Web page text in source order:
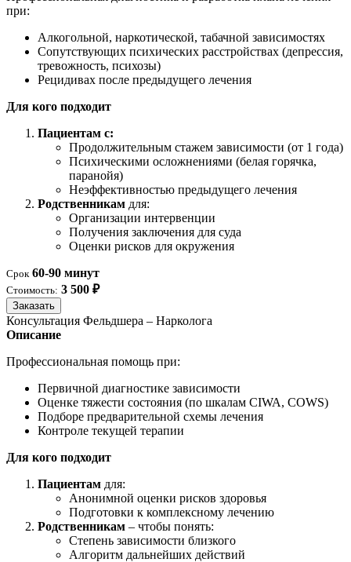
при:
Алкогольной, наркотической, табачной зависимостях
Сопутствующих психических расстройствах (депрессия,
тревожность, психозы)
Рецидивах после предыдущего лечения
Для кого подходит
Пациентам с:
Продолжительным стажем зависимости (от 1 года)
Психическими осложнениями (белая горячка,
паранойя)
Неэффективностью предыдущего лечения
Родственникам для:
Организации интервенции
Получения заключения для суда
Оценки рисков для окружения
Срок 60-90 минут
Стоимость: 3 500 ₽
Заказать
Консультация Фельдшера – Нарколога
Описание
Профессиональная помощь при:
Первичной диагностике зависимости
Оценке тяжести состояния (по шкалам CIWA, COWS)
Подборе предварительной схемы лечения
Контроле текущей терапии
Для кого подходит
Пациентам для:
Анонимной оценки рисков здоровья
Подготовки к комплексному лечению
Родственникам – чтобы понять:
Степень зависимости близкого
Алгоритм дальнейших действий